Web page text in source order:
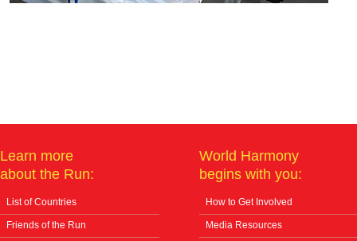
Learn more
about the Run:
List of Countries
Friends of the Run
World Harmony
begins with you:
How to Get Involved
Media Resources